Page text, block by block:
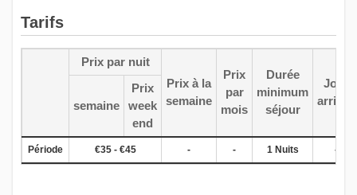
Tarifs
Prix par nuit
Prix à la
semaine
Prix
par
mois
Durée
minimum
séjour
Jour
arrivée
semaine
Prix
week
end
Période €35 - €45 - - 1 Nuits -